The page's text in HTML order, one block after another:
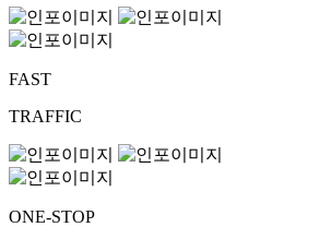
FAST
TRAFFIC
ONE-STOP